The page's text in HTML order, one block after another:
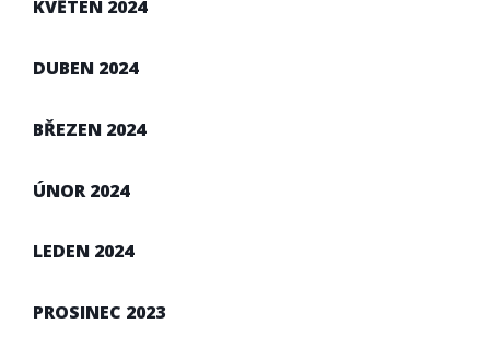
KVĚTEN 2024
DUBEN 2024
BŘEZEN 2024
ÚNOR 2024
LEDEN 2024
PROSINEC 2023